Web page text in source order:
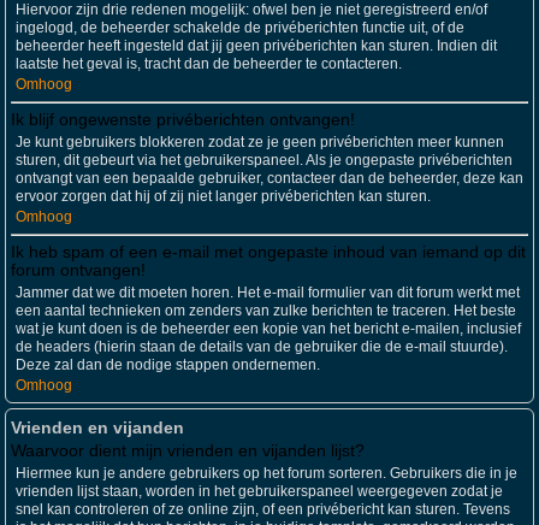
Hiervoor zijn drie redenen mogelijk: ofwel ben je niet geregistreerd en/of
ingelogd, de beheerder schakelde de privéberichten functie uit, of de
beheerder heeft ingesteld dat jij geen privéberichten kan sturen. Indien dit
laatste het geval is, tracht dan de beheerder te contacteren.
Omhoog
Ik blijf ongewenste privéberichten ontvangen!
Je kunt gebruikers blokkeren zodat ze je geen privéberichten meer kunnen
sturen, dit gebeurt via het gebruikerspaneel. Als je ongepaste privéberichten
ontvangt van een bepaalde gebruiker, contacteer dan de beheerder, deze kan
ervoor zorgen dat hij of zij niet langer privéberichten kan sturen.
Omhoog
Ik heb spam of een e-mail met ongepaste inhoud van iemand op dit
forum ontvangen!
Jammer dat we dit moeten horen. Het e-mail formulier van dit forum werkt met
een aantal technieken om zenders van zulke berichten te traceren. Het beste
wat je kunt doen is de beheerder een kopie van het bericht e-mailen, inclusief
de headers (hierin staan de details van de gebruiker die de e-mail stuurde).
Deze zal dan de nodige stappen ondernemen.
Omhoog
Vrienden en vijanden
Waarvoor dient mijn vrienden en vijanden lijst?
Hiermee kun je andere gebruikers op het forum sorteren. Gebruikers die in je
vrienden lijst staan, worden in het gebruikerspaneel weergegeven zodat je
snel kan controleren of ze online zijn, of een privébericht kan sturen. Tevens